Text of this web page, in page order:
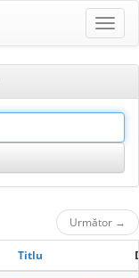
Următor →
Titlu